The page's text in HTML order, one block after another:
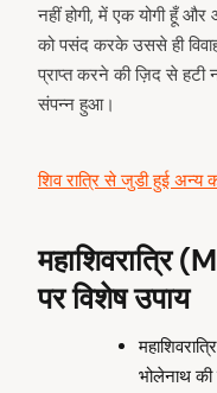
नहीं होगी, में एक योगी हूँ
को पसंद करके उससे ही विवाह
प्राप्त करने की ज़िद से हटी
संपन्न हुआ।
शिव रात्रि से जुडी हुई
पर विशेष उपाय
भोलेनाथ की